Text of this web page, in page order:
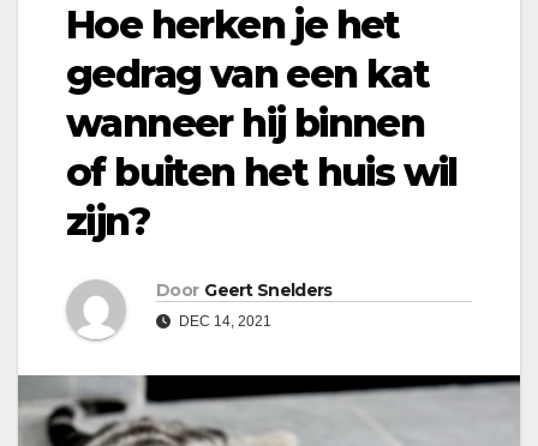
Hoe herken je het
gedrag van een kat
wanneer hij binnen
of buiten het huis wil
zijn?
Door Geert Snelders
DEC 14, 2021